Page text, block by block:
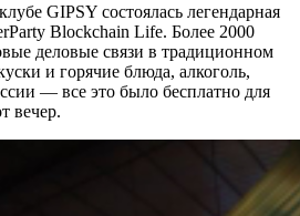
GIPSY состоялась легендарная
Blockchain Life. Более 2000
деловые связи в традиционном
и горячие блюда, алкоголь,
— все это было бесплатно для
вечер.